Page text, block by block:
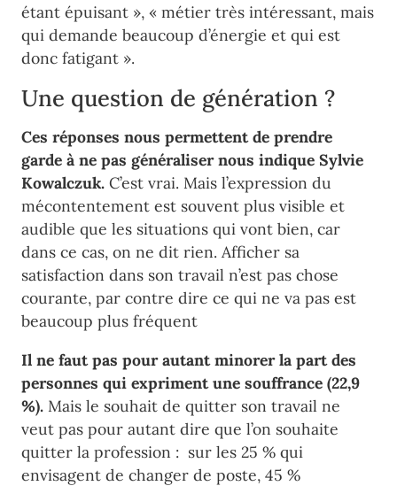
étant épuisant », « métier très intéressant, mais
qui demande beaucoup d’énergie et qui est
donc fatigant ».
Une question de génération ?
Ces réponses nous permettent de prendre
garde à ne pas généraliser nous indique Sylvie
Kowalczuk. C’est vrai. Mais l’expression du
mécontentement est souvent plus visible et
audible que les situations qui vont bien, car
dans ce cas, on ne dit rien. Afficher sa
satisfaction dans son travail n’est pas chose
courante, par contre dire ce qui ne va pas est
beaucoup plus fréquent
Il ne faut pas pour autant minorer la part des
personnes qui expriment une souffrance (22,9
%). Mais le souhait de quitter son travail ne
veut pas pour autant dire que l’on souhaite
quitter la profession : sur les 25 % qui
envisagent de changer de poste, 45 %